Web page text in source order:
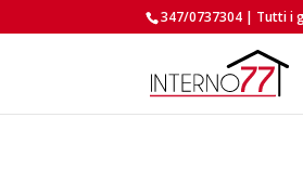
347/0737304 | Tutti i